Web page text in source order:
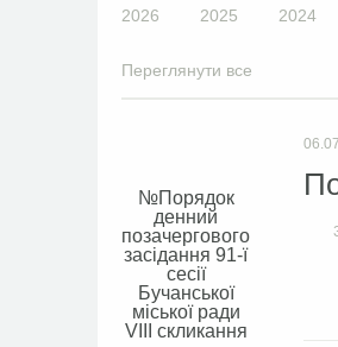
2026 2025 2024
Переглянути все
Порядок
денний
позачергового
засідання 91-ї
сесії
Бучанської
міської ради
VIIІ скликання